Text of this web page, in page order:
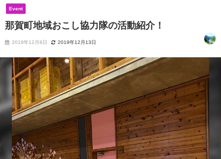
Event
那賀町地域おこし協力隊の活動紹介！
2019年12月8日 2019年12月13日